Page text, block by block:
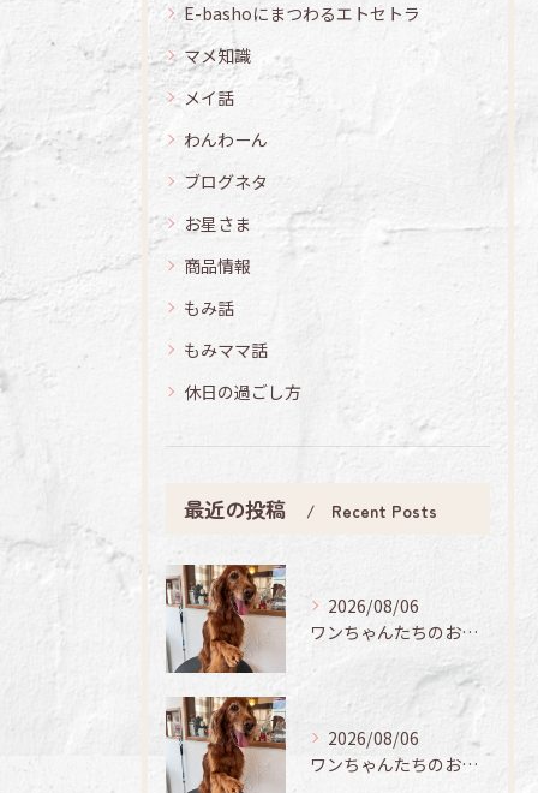
E-bashoにまつわるエトセトラ
マメ知識
メイ話
わんわーん
ブログネタ
お星さま
商品情報
もみ話
もみママ話
休日の過ごし方
最近の投稿 Recent Posts
2026/08/06
ワンちゃんたちのお手入れ日記🐶✨
2026/08/06
ワンちゃんたちのお手入れ日記🐶✨